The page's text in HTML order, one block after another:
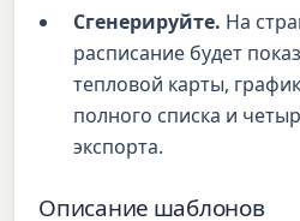
Сгенерируйте. На
расписание будет
тепловой карты,
полного списка и
экспорта.
Описание шаблонов